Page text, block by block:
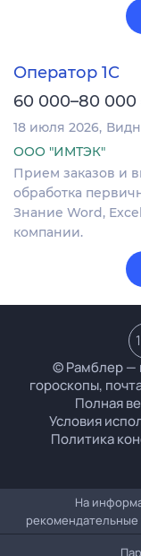
Оператор 1С
60 000–80 000
18 июля 2026
ООО "ИМТЭК"
Прием заказов и
обработка
Знание Word,
компании.
© Рамблер —
гороскопы,
Полная
Условия
Политика
На
рекомендательные